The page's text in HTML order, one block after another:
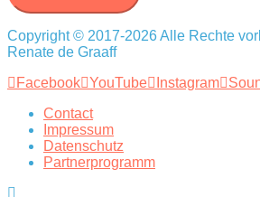
Copyright © 2017-2026 Alle Rechte
Renate de Graaff
Facebook YouTube Instagram
Contact
Impressum
Datenschutz
Partnerprogramm